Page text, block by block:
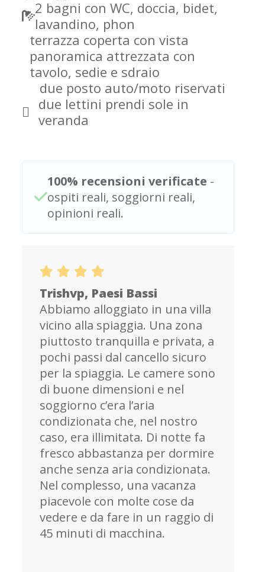
2 bagni con WC, doccia, bidet,
lavandino, phon
terrazza coperta con vista
panoramica attrezzata con
tavolo, sedie e sdraio
due posto auto/moto riservati
due lettini prendi sole in
veranda
100% recensioni verificate -
ospiti reali, soggiorni reali,
opinioni reali.
Trishvp, Paesi Bassi
Abbiamo alloggiato in una villa
vicino alla spiaggia. Una zona
piuttosto tranquilla e privata, a
pochi passi dal cancello sicuro
per la spiaggia. Le camere sono
di buone dimensioni e nel
soggiorno c’era l’aria
condizionata che, nel nostro
caso, era illimitata. Di notte fa
fresco abbastanza per dormire
anche senza aria condizionata.
Nel complesso, una vacanza
piacevole con molte cose da
vedere e da fare in un raggio di
45 minuti di macchina.